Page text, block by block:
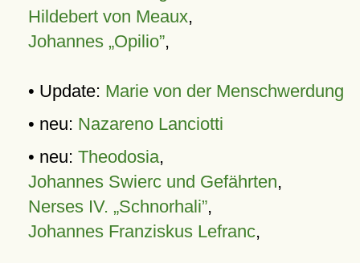
Hildebert von Meaux,
Johannes „Opilio”,
• Update: Marie von der Menschwerdung
• neu: Nazareno Lanciotti
• neu: Theodosia,
Johannes Swierc und Gefährten,
Nerses IV. „Schnorhali”,
Johannes Franziskus Lefranc,